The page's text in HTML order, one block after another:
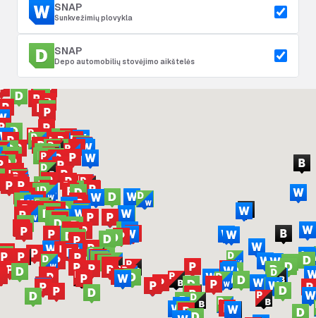
SNAP
Sunkvežimių plovykla
SNAP
Depo automobilių stovėjimo aikštelės